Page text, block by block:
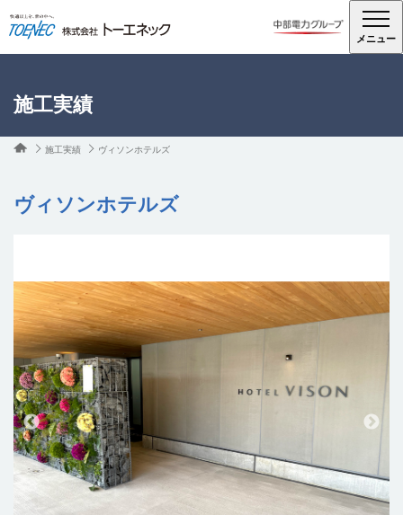
メニュー
施工実績
施工実績 ヴィソンホテルズ
ヴィソンホテルズ